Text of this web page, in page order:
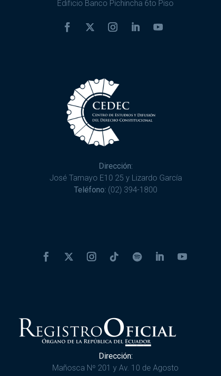
Edificio Banco Pichincha 6to Piso
Dirección:
José Tamayo E10 25 y Lizardo García
Teléfono: (02) 394-1800
Dirección:
Mañosca Nº 201 y Av. 10 de Agosto